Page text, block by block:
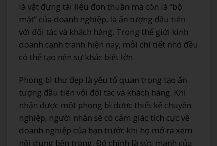
là vật đựng tài liệu đơn thuần mà còn là “bộ
mặt” của doanh nghiệp, là ấn tượng đầu tiên
với đối tác và khách hàng. Trong thế giới kinh
doanh cạnh tranh hiện nay, mỗi chi tiết nhỏ đều
có thể tạo nên sự khác biệt lớn.
Phong bì thư đẹp là yếu tố quan trọng tạo ấn
tượng đầu tiên với đối tác và khách hàng. Khi
nhận được một phong bì được thiết kế chuyên
nghiệp, người nhận sẽ có cảm giác tích cực về
doanh nghiệp của bạn trước khi họ mở ra xem
nội dung bên trong. Đó chính là sức mạnh của